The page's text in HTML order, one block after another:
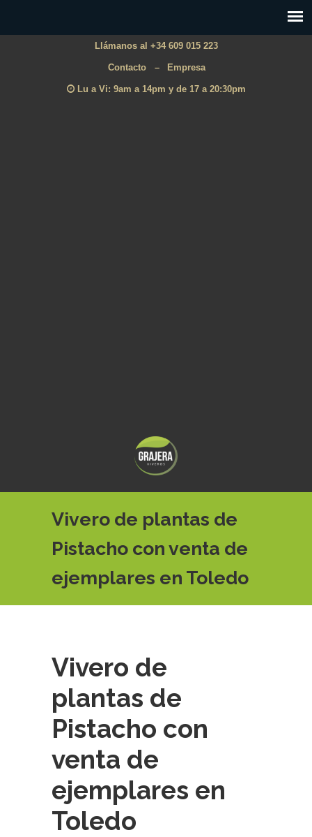
Llámanos al +34 609 015 223
Contacto – Empresa
Lu a Vi: 9am a 14pm y de 17 a 20:30pm
Vivero de plantas de
Pistacho con venta de
ejemplares en Toledo
Vivero de
plantas de
Pistacho con
venta de
ejemplares en
Toledo